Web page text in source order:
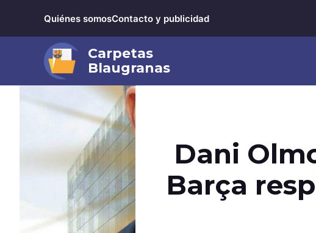
contenido
Quiénes somosContacto y publicidad
Dani
Barça